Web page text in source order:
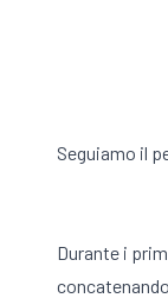
Seguiamo il
Durante i